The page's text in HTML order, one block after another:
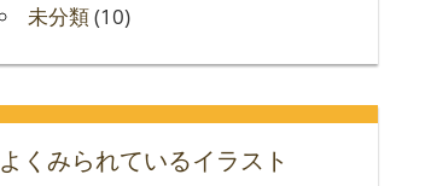
未分類(10)
よくみられているイラスト